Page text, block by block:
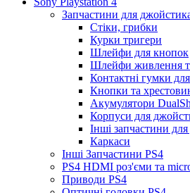
Запчастини для
Стіки, грибки
Курки тригери
Шлейфи для кнопок
Шлейфи живлення
Контактні гумки
Кнопки та
Акумулятори
Корпуси для
Інші запчастини
Каркаси
Інші Запчастини PS4
PS4 HDMI роз'єми та
Приводи PS4